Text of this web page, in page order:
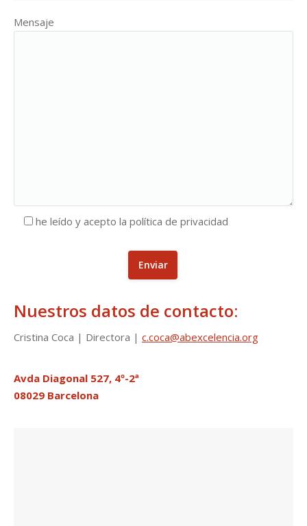
Mensaje
he leído y acepto la política de privacidad
Nuestros datos de contacto:
Cristina Coca | Directora | c.coca@abexcelencia.org
Avda Diagonal 527, 4º-2ª
08029 Barcelona